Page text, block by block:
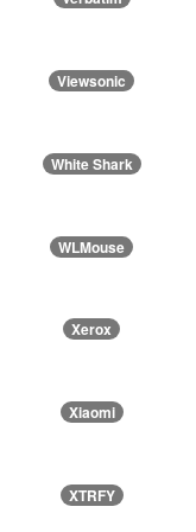
Viewsonic
White Shark
WLMouse
Xerox
Xiaomi
XTRFY